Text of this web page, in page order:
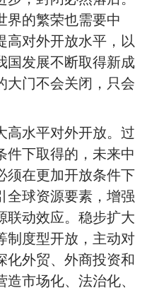
界的繁荣也需要中
高对外开放水平，以
国发展不断取得新成
大门不会关闭，只会
水平对外开放。过
件下取得的，未来中
须在更加开放条件下
全球资源要素，增强
联动效应。稳步扩大
制度型开放，主动对
化外贸、外商投资和
市场化、法治化、